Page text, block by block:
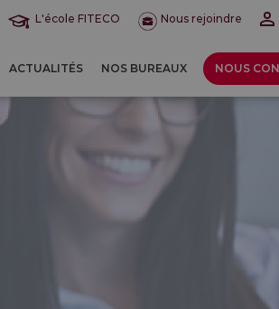
L'école FITECO Nous rejoindre
ACTUALITÉS NOS BUREAUX NOUS